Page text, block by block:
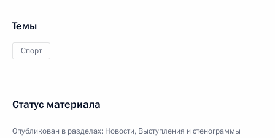
Темы
Спорт
Статус материала
Опубликован в разделах: Новости, Выступления и стенограммы